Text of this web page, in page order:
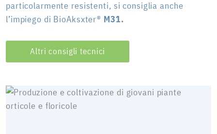
particolarmente resistenti, si consiglia anche
l’impiego di BioAksxter® M31.
Altri consigli tecnici